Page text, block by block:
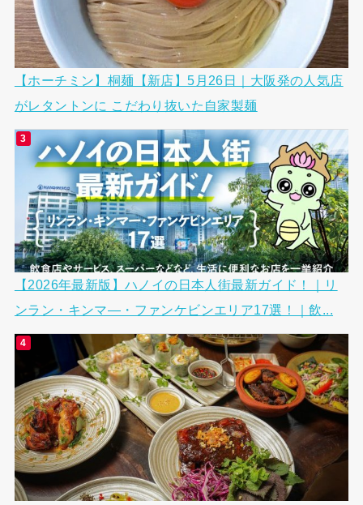
【ホーチミン】桐麺【新店】5月26日｜大阪発の人気店
がレタントンに こだわり抜いた自家製麺
【2026年最新版】ハノイの日本人街最新ガイド！｜リ
ンラン・キンマ―・ファンケビンエリア17選！｜飲...